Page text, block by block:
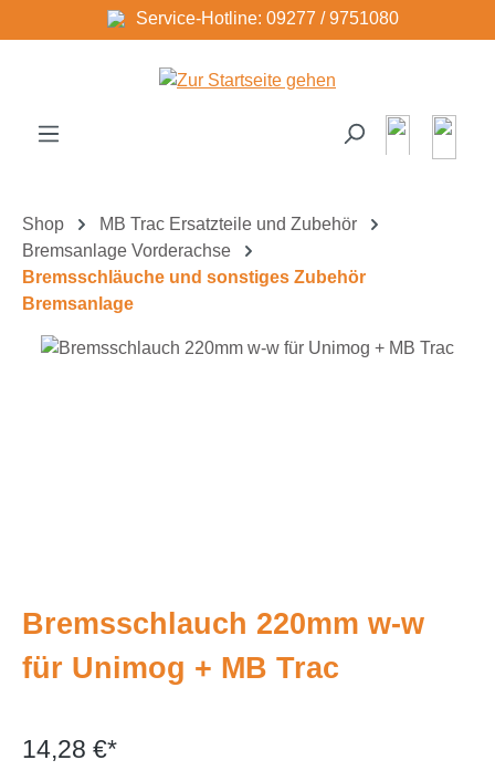
Zum Hauptinhalt springenService-Hotline: 09277 / 9751080
Shop
MB Trac Ersatzteile und Zubehör
Bremsanlage Vorderachse
Bremsschläuche und sonstiges Zubehör
Bremsanlage
Bildergalerie überspringen
Bremsschlauch 220mm w-w
für Unimog + MB Trac
14,28 €*